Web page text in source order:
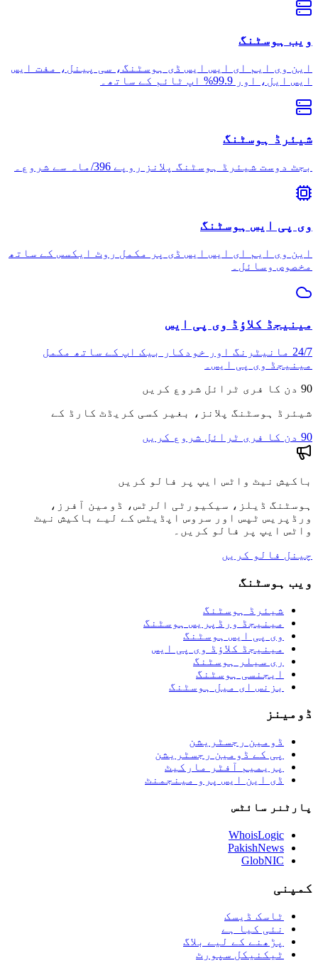
ویب ہوسٹنگ
این وی ایم ای ایس ایس ڈی ہوسٹنگ، سی پینل، مفت ایس
ایس ایل، اور 99.9% اپ ٹائم کے ساتھ۔
شیئرڈ ہوسٹنگ
بجٹ دوست شیئرڈ ہوسٹنگ پلانز روپے 396/ماہ سے شروع۔
وی پی ایس ہوسٹنگ
این وی ایم ای ایس ایس ڈی پر مکمل روٹ ایکسس کے ساتھ
مخصوص وسائل۔
مینیجڈ کلاؤڈ وی پی ایس
24/7 مانیٹرنگ اور خودکار بیک اپ کے ساتھ مکمل
مینیجڈ وی پی ایس۔
90 دن کا فری ٹرائل شروع کریں
شیئرڈ ہوسٹنگ پلانز، بغیر کسی کریڈٹ کارڈ کے
90 دن کا فری ٹرائل شروع کریں
باکیش نیٹ واٹس ایپ پر فالو کریں
ہوسٹنگ ڈیلز، سیکیورٹی الرٹس، ڈومین آفرز،
ورڈپریس ٹپس اور سروس اپڈیٹس کے لیے باکیش نیٹ
واٹس ایپ پر فالو کریں۔
چینل فالو کریں
ویب ہوسٹنگ
شیئرڈ ہوسٹنگ
مینیجڈ ورڈپریس ہوسٹنگ
وی پی ایس ہوسٹنگ
مینیجڈ کلاؤڈ وی پی ایس
ری سیلر ہوسٹنگ
ایجنسی ہوسٹنگ
بزنس ای میل ہوسٹنگ
ڈومینز
ڈومین رجسٹریشن
پی کے ڈومین رجسٹریشن
پریمیم آفٹر مارکیٹ
ڈی این ایس پرو مینجمنٹ
پارٹنر سائٹس
WhoisLogic
PakishNews
GlobNIC
کمپنی
ٹاسک ڈیسک
نئی کیا ہے
پڑھنے کے لیے بلاگ
ٹیکنیکل سپورٹ